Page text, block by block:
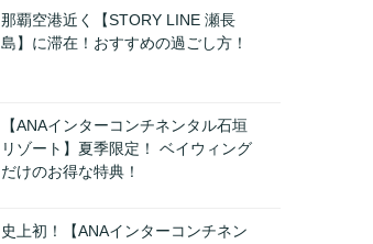
那覇空港近く【STORY LINE 瀬長
島】に滞在！おすすめの過ごし方！
【ANAインターコンチネンタル石垣
リゾート】夏季限定！ ベイウィング
だけのお得な特典！
史上初！【ANAインターコンチネン